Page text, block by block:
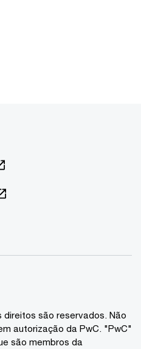
direitos são reservados. Não
autorização da PwC. "PwC"
são membros da